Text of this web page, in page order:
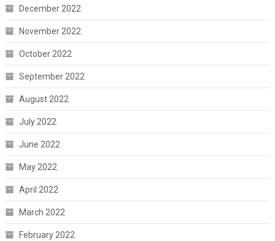
December 2022
November 2022
October 2022
September 2022
August 2022
July 2022
June 2022
May 2022
April 2022
March 2022
February 2022